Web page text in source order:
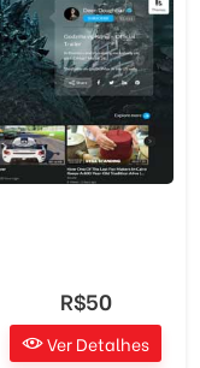
R$50
Ver Detalhes